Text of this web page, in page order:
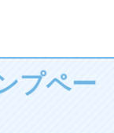
プペー